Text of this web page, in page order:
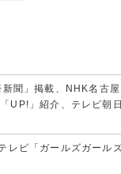
聞」掲載、NHK名古
UP!」紹介、テレビ朝
ビ「ガールズガール